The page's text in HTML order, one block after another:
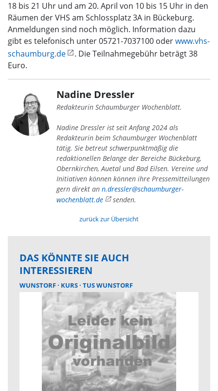
18 bis 21 Uhr und am 20. April von 10 bis 15 Uhr in den
Räumen der VHS am Schlossplatz 3A in Bückeburg.
Anmeldungen sind noch möglich. Information dazu
gibt es telefonisch unter 05721-7037100 oderwww.vhs-
schaumburg.de
. Die Teilnahmegebühr beträgt 38
Euro.
Nadine Dressler
Redakteurin Schaumburger Wochenblatt.
Nadine Dressler ist seit Anfang 2024 als
Redakteurin beim Schaumburger Wochenblatt
tätig. Sie betreut schwerpunktmäßig die
redaktionellen Belange der Bereiche Bückeburg,
Obernkirchen, Auetal und Bad Eilsen. Vereine und
Initiativen können können ihre Pressemitteilungen
gern direkt an n.dressler@schaumburger-
wochenblatt.de
senden.
zurück zur Übersicht
DAS KÖNNTE SIE AUCH
INTERESSIEREN
WUNSTORF KURS TUS WUNSTORF